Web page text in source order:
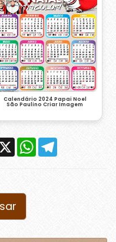
Calendário 2024 Papai Noel
São Paulino Criar Imagem
X WhatsApp